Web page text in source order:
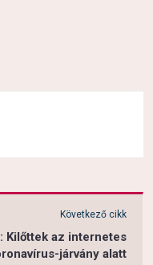
Következő cikk
Kilőttek az internetes
járvány alatt